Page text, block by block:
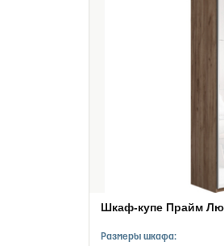
Шкаф-купе Прайм
Размеры шкафа: